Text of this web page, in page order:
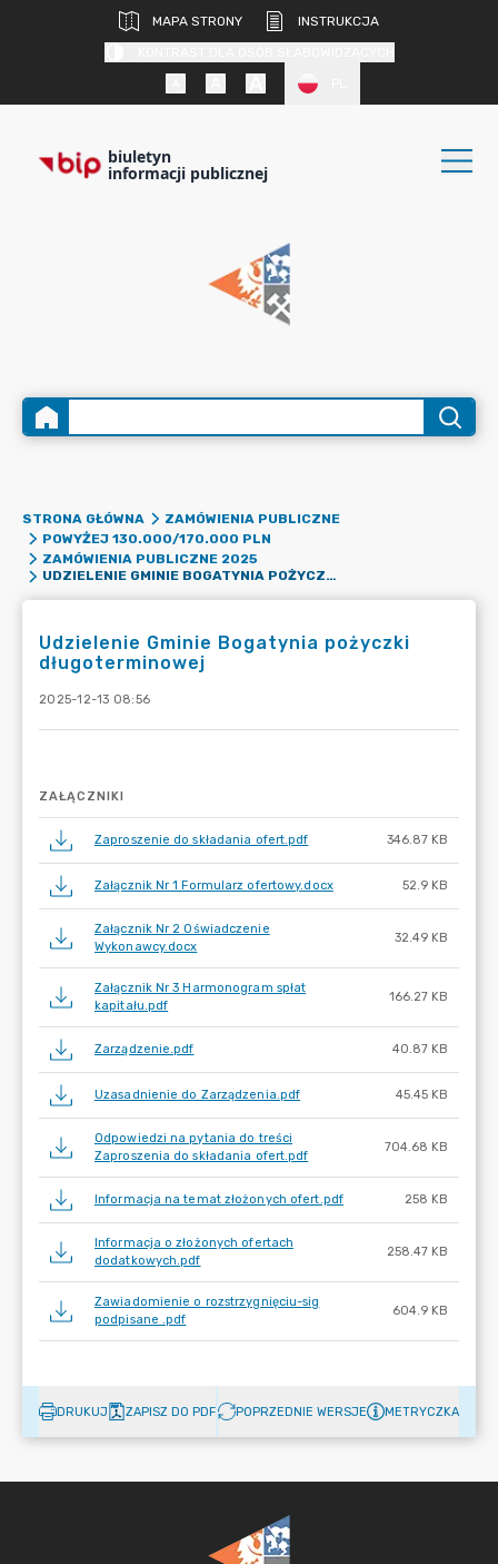
MAPA STRONY
INSTRUKCJA
biuletyn
informacji publicznej
STRONA GŁÓWNA
ZAMÓWIENIA PUBLICZNE
POWYŻEJ 130.000/170.000 PLN
ZAMÓWIENIA PUBLICZNE 2025
UDZIELENIE GMINIE BOGATYNIA POŻYCZKI DŁUGOTERMINOWEJ
Udzielenie Gminie Bogatynia pożyczki
długoterminowej
2025-12-13 08:56
ZAŁĄCZNIKI
Zaproszenie do składania ofert.pdf 346.87 KB
Załącznik Nr 1 Formularz ofertowy.docx 52.9 KB
Załącznik Nr 2 Oświadczenie
Wykonawcy.docx
32.49 KB
Załącznik Nr 3 Harmonogram spłat
kapitału.pdf
166.27 KB
Zarządzenie.pdf 40.87 KB
Uzasadnienie do Zarządzenia.pdf 45.45 KB
Odpowiedzi na pytania do treści
Zaproszenia do składania ofert.pdf
704.68 KB
Informacja na temat złożonych ofert.pdf 258 KB
Informacja o złożonych ofertach
dodatkowych.pdf
258.47 KB
Zawiadomienie o rozstrzygnięciu-sig
podpisane .pdf
604.9 KB
DRUKUJ ZAPISZ DO PDF POPRZEDNIE WERSJE METRYCZKA